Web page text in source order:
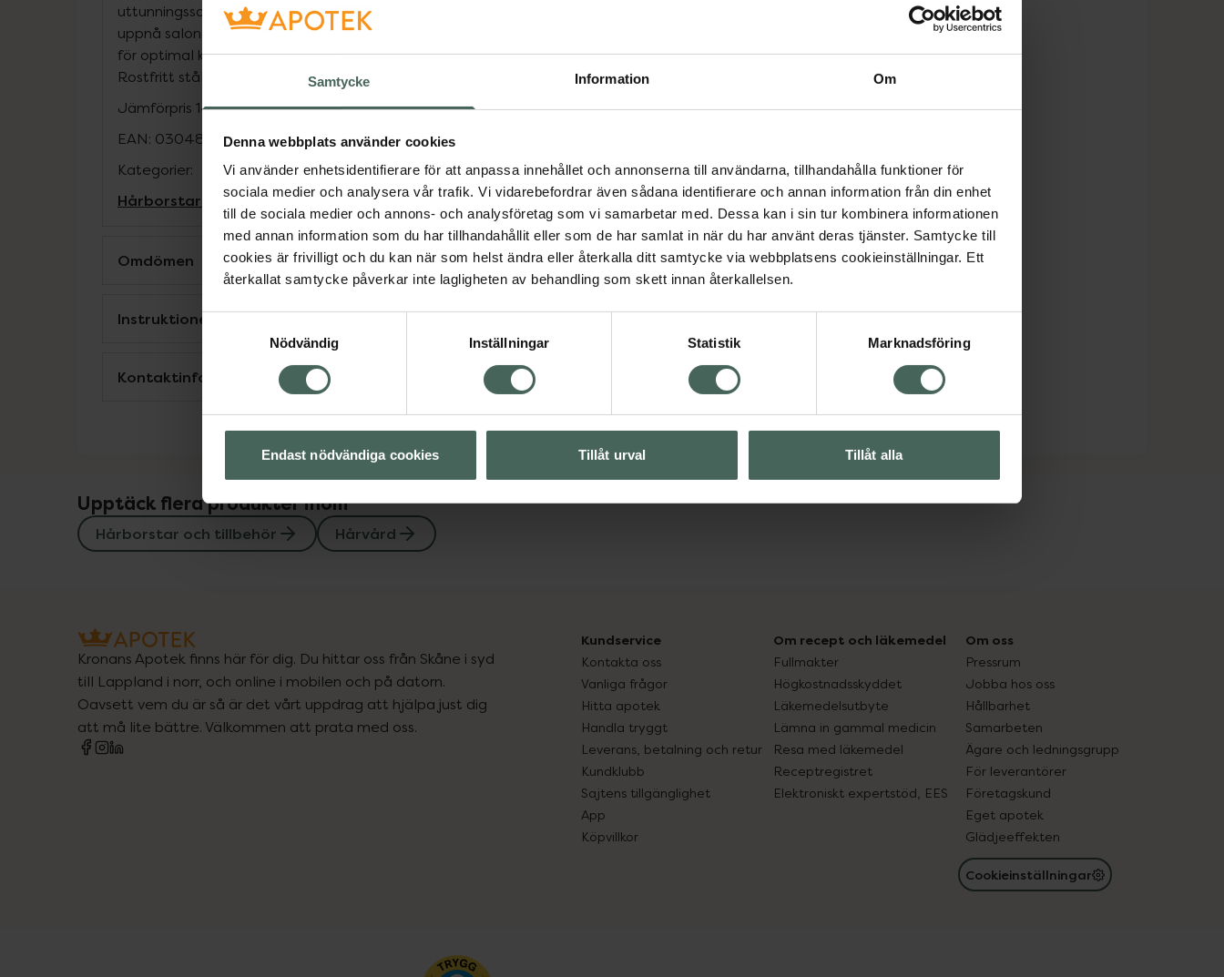
Samtycke Information Om
Denna webbplats använder cookies
Vi använder enhetsidentifierare för att anpassa innehållet och annonserna till användarna, tillhandahålla funktioner för
sociala medier och analysera vår trafik. Vi vidarebefordrar även sådana identifierare och annan information från din enhet
till de sociala medier och annons- och analysföretag som vi samarbetar med. Dessa kan i sin tur kombinera informationen
med annan information som du har tillhandahållit eller som de har samlat in när du har använt deras tjänster. Samtycke till
cookies är frivilligt och du kan när som helst ändra eller återkalla ditt samtycke via webbplatsens cookieinställningar. Ett
återkallat samtycke påverkar inte lagligheten av behandling som skett innan återkallelsen.
Samtyckesval
Nödvändig
Inställningar Statistik Marknadsföring
Endast nödvändiga cookies Tillåt urval Tillåt alla
uttunningssax/stylingsax är det ultimata verktyget för att enkelt
uppnå salongs-klippningar hemma. Utrustad med två fingerstöd
för optimal komfort. Passar både höger- och vänsterhänta.
Rostfritt stål.
Jämförpris 149 kr/st
EAN: 03048097980109
Kategorier:
Hårborstar och tillbehörHårvård
Omdömen Visa
Instruktioner Visa
Kontaktinfo tillverkare Visa
Upptäck flera produkter inom
Hårborstar och tillbehör Hårvård
Kronans Apotek finns här för dig. Du hittar oss från Skåne i syd
till Lappland i norr, och online i mobilen och på datorn.
Oavsett vem du är så är det vårt uppdrag att hjälpa just dig
att må lite bättre. Välkommen att prata med oss.
Kundservice
Kontakta oss
Vanliga frågor
Hitta apotek
Handla tryggt
Leverans, betalning och retur
Kundklubb
Sajtens tillgänglighet
App
Köpvillkor
Om recept och läkemedel
Fullmakter
Högkostnadsskyddet
Läkemedelsutbyte
Lämna in gammal medicin
Resa med läkemedel
Receptregistret
Elektroniskt expertstöd, EES
Om oss
Pressrum
Jobba hos oss
Hållbarhet
Samarbeten
Ägare och ledningsgrupp
För leverantörer
Företagskund
Eget apotek
Glädjeeffekten
Cookieinställningar